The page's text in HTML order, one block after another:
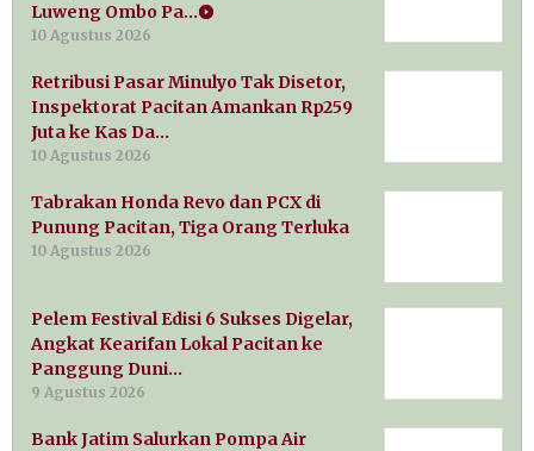
Luweng Ombo Pa…
10 Agustus 2026
Retribusi Pasar Minulyo Tak Disetor,
Inspektorat Pacitan Amankan Rp259
Juta ke Kas Da…
10 Agustus 2026
Tabrakan Honda Revo dan PCX di
Punung Pacitan, Tiga Orang Terluka
10 Agustus 2026
Pelem Festival Edisi 6 Sukses Digelar,
Angkat Kearifan Lokal Pacitan ke
Panggung Duni…
9 Agustus 2026
Bank Jatim Salurkan Pompa Air